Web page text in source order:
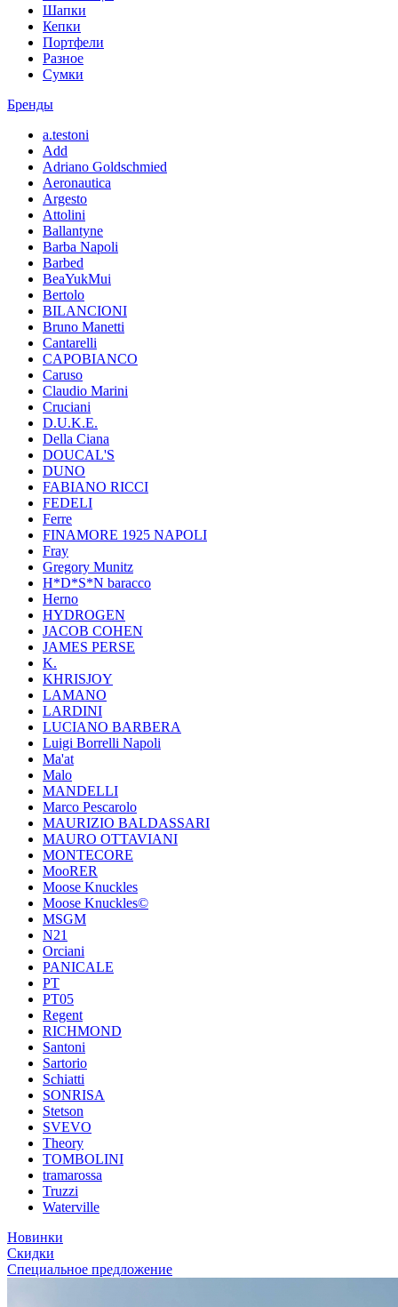
Шапки
Кепки
Портфели
Разное
Сумки
Бренды
a.testoni
Add
Adriano Goldschmied
Aeronautica
Argesto
Attolini
Ballantyne
Barba Napoli
Barbed
BeaYukMui
Bertolo
BILANCIONI
Bruno Manetti
Cantarelli
CAPOBIANCO
Caruso
Claudio Marini
Cruciani
D.U.K.E.
Della Ciana
DOUCAL'S
DUNO
FABIANO RICCI
FEDELI
Ferre
FINAMORE 1925 NAPOLI
Fray
Gregory Munitz
H*D*S*N baracco
Herno
HYDROGEN
JACOB COHEN
JAMES PERSE
K.
KHRISJOY
LAMANO
LARDINI
LUCIANO BARBERA
Luigi Borrelli Napoli
Ma'at
Malo
MANDELLI
Marco Pescarolo
MAURIZIO BALDASSARI
MAURO OTTAVIANI
MONTECORE
MooRER
Moose Knuckles
Moose Knuckles©️
MSGM
N21
Orciani
PANICALE
PT
PT05
Regent
RICHMOND
Santoni
Sartorio
Schiatti
SONRISA
Stetson
SVEVO
Theory
TOMBOLINI
tramarossa
Truzzi
Waterville
Новинки
Скидки
Специальное предложение